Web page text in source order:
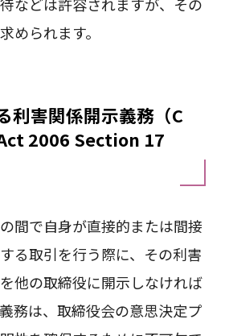
められます。
利害関係開示義務（C
2006 Section 17
間で自身が直接的または間接
る取引を行う際に、その利害
他の取締役に開示しなければ
務は、取締役会の意思決定プ